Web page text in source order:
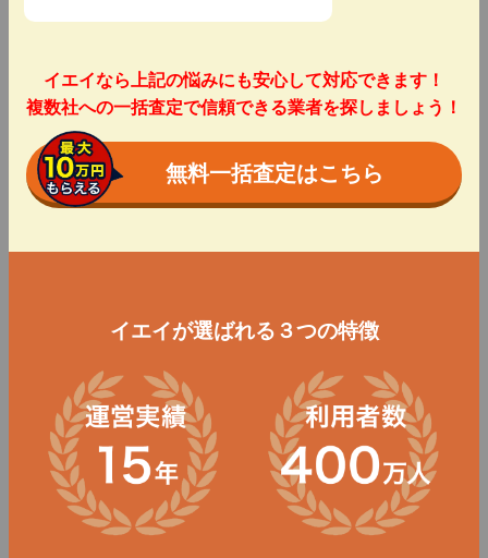
イエイなら上記の悩みにも安心して対応できます！
複数社への一括査定で信頼できる業者を探しましょう！
無料一括査定はこちら
イエイが選ばれる３つの特徴